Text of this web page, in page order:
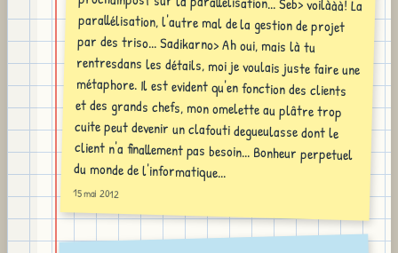
du monde de l'informatique...
15 mai 2012